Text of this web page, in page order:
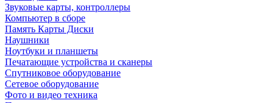
Звуковые карты, контроллеры
Компьютер в сборе
Память Карты Диски
Наушники
Ноутбуки и планшеты
Печатающие устройства и сканеры
Спутниковое оборудование
Сетевое оборудование
Фото и видео техника